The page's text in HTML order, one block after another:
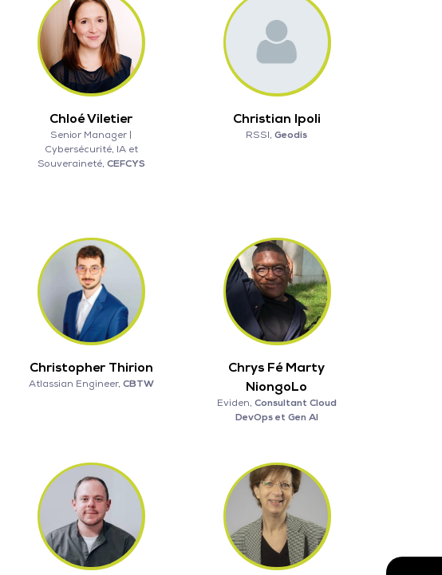
Chloé Viletier
Senior Manager |
Cybersécurité, IA et
Souveraineté, CEFCYS
Christian Ipoli
RSSI,Geodis
Christopher Thirion
Atlassian Engineer, CBTW
Chrys Fé Marty
NiongoLo
Eviden, Consultant Cloud
DevOps et Gen AI